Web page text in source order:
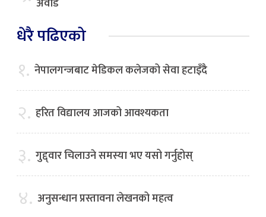
धेरै पढिएको
१. नेपालगन्जबाट मेडिकल कलेजको सेवा हटाइँदै
२. हरित विद्यालय आजको आवश्यकता
३. गुद्द्वार चिलाउने समस्या भए यसो गर्नुहोस्
४. अनुसन्धान प्रस्तावना लेखनको महत्व